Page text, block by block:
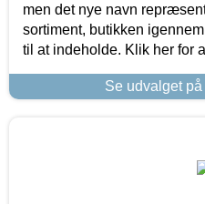
men det nye navn
sortiment, butikken
til at indeholde. Klik her for
Se udvalget